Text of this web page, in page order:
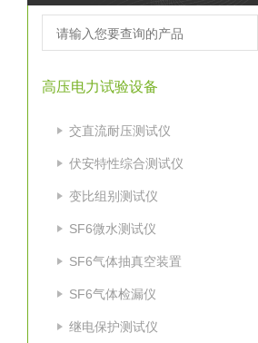
高压电力试验设备
交直流耐压测试仪
伏安特性综合测试仪
变比组别测试仪
SF6微水测试仪
SF6气体抽真空装置
SF6气体检漏仪
继电保护测试仪